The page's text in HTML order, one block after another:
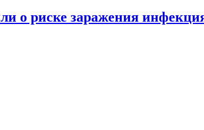
о риске заражения